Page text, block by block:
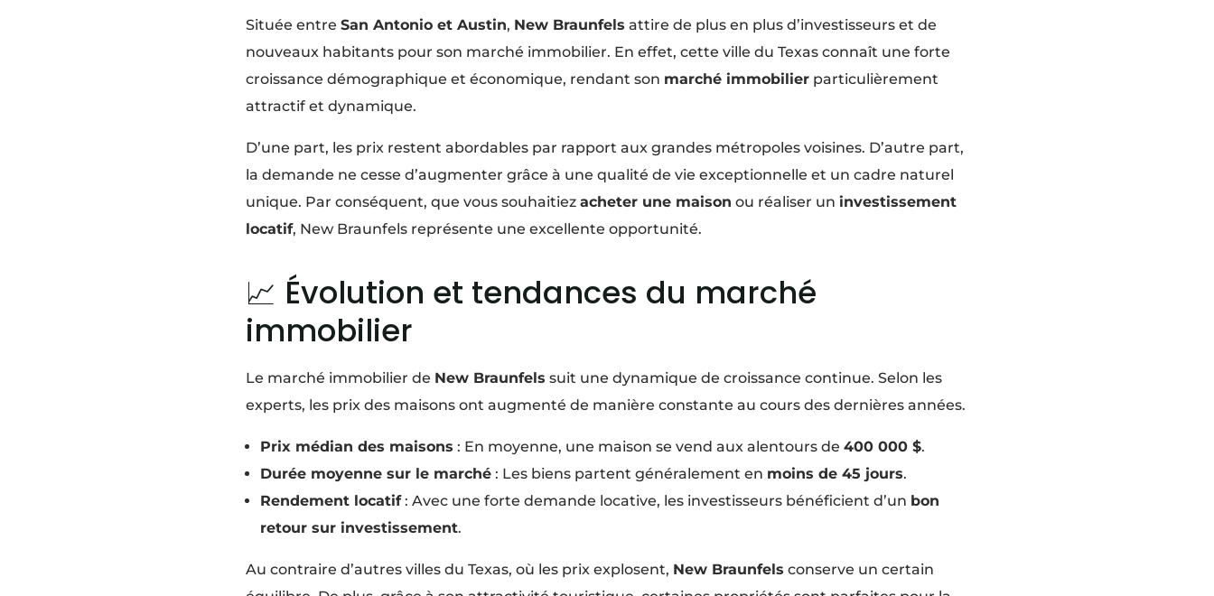
Située entre San Antonio et Austin, New Braunfels attire de plus en plus d’investisseurs et de
nouveaux habitants pour son marché immobilier. En effet, cette ville du Texas connaît une forte
croissance démographique et économique, rendant son marché immobilierparticulièrement
attractif et dynamique.
D’une part, les prix restent abordables par rapport aux grandes métropoles voisines. D’autre part,
la demande ne cesse d’augmenter grâce à une qualité de vie exceptionnelle et un cadre naturel
unique. Par conséquent, que vous souhaitiez acheter une maison ou réaliser un investissement
locatif, New Braunfels représente une excellente opportunité.
📈 Évolution et tendances du marché
immobilier
Le marché immobilier de New Braunfels suit une dynamique de croissance continue. Selon les
experts, les prix des maisons ont augmenté de manière constante au cours des dernières années.
Prix médian des maisons : En moyenne, une maison se vend aux alentours de 400 000 $.
Durée moyenne sur le marché: Les biens partent généralement en moins de 45 jours.
Rendement locatif: Avec une forte demande locative, les investisseurs bénéficient d’un bon
retour sur investissement.
Au contraire d’autres villes du Texas, où les prix explosent, New Braunfels conserve un certain